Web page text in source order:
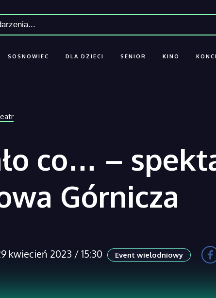
SOSNOWIEC DLA DZIECI SENIOR KINO
co… –
Górnicza
kwiecień 2023 / 15:30 Event wielodniowy